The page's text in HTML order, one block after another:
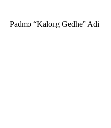
Padmo “Kalong Gedhe” Adi